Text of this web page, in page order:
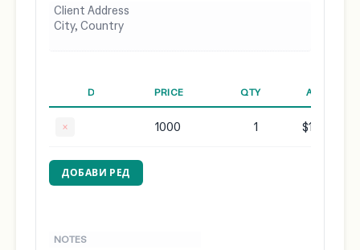
× $1000.00
ДОБАВИ РЕД